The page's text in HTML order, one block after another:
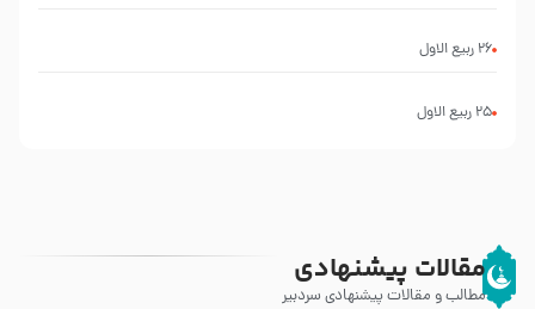
26 ربيع الاول
25 ربيع الاول
مقالات پیشنهادی
مطالب و مقالات پیشنهادی سردبیر